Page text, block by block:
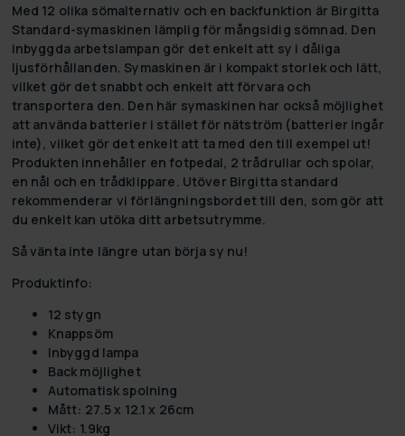
Med 12 olika sömalternativ och en backfunktion är Birgitta
Standard-symaskinen lämplig för mångsidig sömnad. Den
inbyggda arbetslampan gör det enkelt att sy i dåliga
ljusförhållanden. Symaskinen är i kompakt storlek och lätt,
vilket gör det snabbt och enkelt att förvara och
transportera den. Den här symaskinen har också möjlighet
att använda batterier i stället för nätström (batterier ingår
inte), vilket gör det enkelt att ta med den till exempel ut!
Produkten innehåller en fotpedal, 2 trådrullar och spolar,
en nål och en trådklippare. Utöver Birgitta standard
rekommenderar vi förlängningsbordet till den, som gör att
du enkelt kan utöka ditt arbetsutrymme.
Så vänta inte längre utan börja sy nu!
Produktinfo:
12 stygn
Knappsöm
Inbyggd lampa
Back möjlighet
Automatisk spolning
Mått: 27.5 x 12.1 x 26cm
Vikt: 1.9kg